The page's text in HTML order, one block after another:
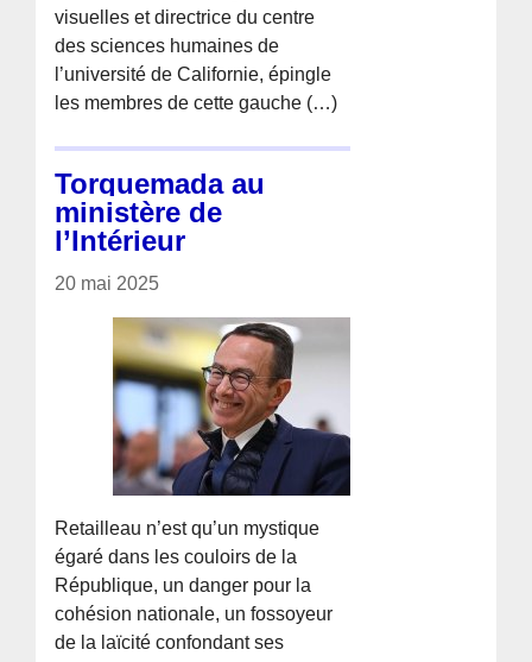
visuelles et directrice du centre
des sciences humaines de
l’université de Californie, épingle
les membres de cette gauche (…)
Torquemada au
ministère de
l’Intérieur
20 mai 2025
Retailleau n’est qu’un mystique
égaré dans les couloirs de la
République, un danger pour la
cohésion nationale, un fossoyeur
de la laïcité confondant ses